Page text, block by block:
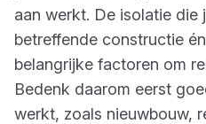
aan werkt. De isolatie die
betreffende constructie
belangrijke factoren om
Bedenk daarom eerst
werkt, zoals nieuwbouw,